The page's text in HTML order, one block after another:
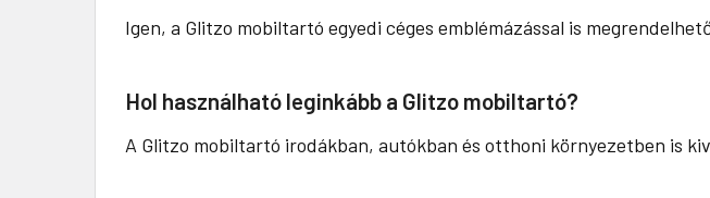
Igen, a Glitzo mobiltartó egyedi céges emblémázással is
Hol használható leginkább a Glitzo mobiltartó?
A Glitzo mobiltartó irodákban, autókban és otthoni környezetben is